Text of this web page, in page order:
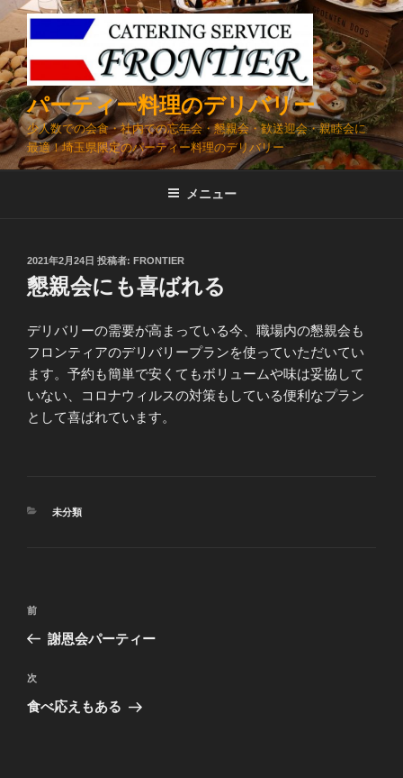
コ
テ
ン
ツ
へ
ス
キ
パーティー料理のデリバリー
少人数での会食・社内での忘年会・懇親会・歓送迎会・親睦会に
最適！埼玉県限定のパーティー料理のデリバリー
メニュー
投
稿
日:
2021年2月24日 投稿者: FRONTIER
懇親会にも喜ばれる
デリバリーの需要が高まっている今、職場内の懇親会も
フロンティアのデリバリープランを使っていただいてい
ます。予約も簡単で安くてもボリュームや味は妥協して
いない、コロナウィルスの対策もしている便利なプラン
として喜ばれています。
カ
未分類
投
ビ
ゲ
前
の
稿
前
謝恩会パーティー
次
の
次
食べ応えもある